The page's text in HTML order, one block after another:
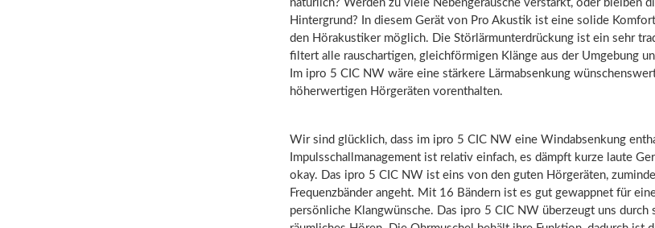
natürlich? Werden zu viele Nebengeräusche verstärkt, oder bleiben
Hintergrund? In diesem Gerät von Pro Akustik ist eine solide
den Hörakustiker möglich. Die Störlärmunterdrückung ist ein sehr
filtert alle rauschartigen, gleichförmigen Klänge aus der Umgebung
Im ipro 5 CIC NW wäre eine stärkere Lärmabsenkung
höherwertigen Hörgeräten vorenthalten.
Wir sind glücklich, dass im ipro 5 CIC NW eine Windabsenkung
Impulsschallmanagement ist relativ einfach, es dämpft kurze laute
okay. Das ipro 5 CIC NW ist eins von den guten Hörgeräten,
Frequenzbänder angeht. Mit 16 Bändern ist es gut gewappnet für
persönliche Klangwünsche. Das ipro 5 CIC NW überzeugt uns durch